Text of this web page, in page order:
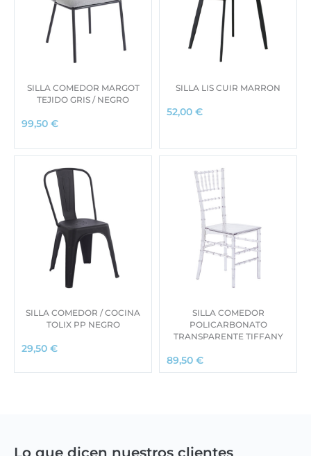
SILLA COMEDOR MARGOT
TEJIDO GRIS / NEGRO
99,50 €
SILLA LIS CUIR MARRON
52,00 €
SILLA COMEDOR / COCINA
TOLIX PP NEGRO
29,50 €
SILLA COMEDOR
POLICARBONATO
TRANSPARENTE TIFFANY
89,50 €